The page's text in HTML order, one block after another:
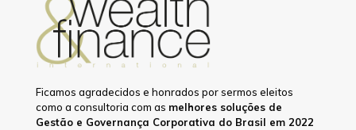
Ficamos agradecidos e honrados por sermos eleitos
como a consultoria com as melhores soluções de
Gestão e Governança Corporativa do Brasil em 2022